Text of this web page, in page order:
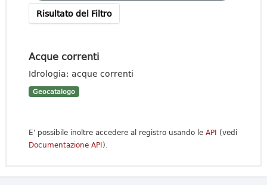
Risultato del Filtro
Acque correnti
Idrologia: acque correnti
Geocatalogo
E' possibile inoltre accedere al registro usando le API (vedi
Documentazione API).